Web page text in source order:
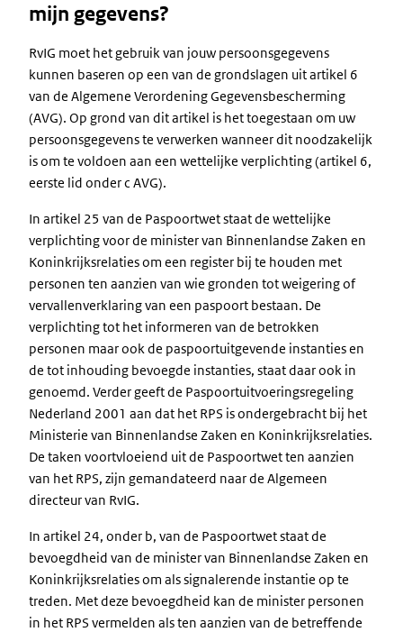
mijn gegevens?
RvIG moet het gebruik van jouw persoonsgegevens
kunnen baseren op een van de grondslagen uit artikel 6
van de Algemene Verordening Gegevensbescherming
(AVG). Op grond van dit artikel is het toegestaan om uw
persoonsgegevens te verwerken wanneer dit noodzakelijk
is om te voldoen aan een wettelijke verplichting (artikel 6,
eerste lid onder c AVG).
In artikel 25 van de Paspoortwet staat de wettelijke
verplichting voor de minister van Binnenlandse Zaken en
Koninkrijksrelaties om een register bij te houden met
personen ten aanzien van wie gronden tot weigering of
vervallenverklaring van een paspoort bestaan. De
verplichting tot het informeren van de betrokken
personen maar ook de paspoortuitgevende instanties en
de tot inhouding bevoegde instanties, staat daar ook in
genoemd. Verder geeft de Paspoortuitvoeringsregeling
Nederland 2001 aan dat het RPS is ondergebracht bij het
Ministerie van Binnenlandse Zaken en Koninkrijksrelaties.
De taken voortvloeiend uit de Paspoortwet ten aanzien
van het RPS, zijn gemandateerd naar de Algemeen
directeur van RvIG.
In artikel 24, onder b, van de Paspoortwet staat de
bevoegdheid van de minister van Binnenlandse Zaken en
Koninkrijksrelaties om als signalerende instantie op te
treden. Met deze bevoegdheid kan de minister personen
in het RPS vermelden als ten aanzien van de betreffende